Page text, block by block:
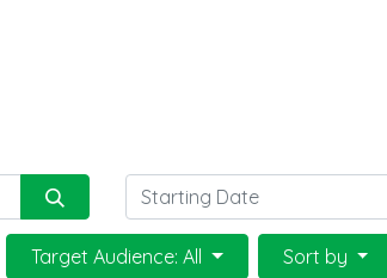
Target Audience: All Sort by